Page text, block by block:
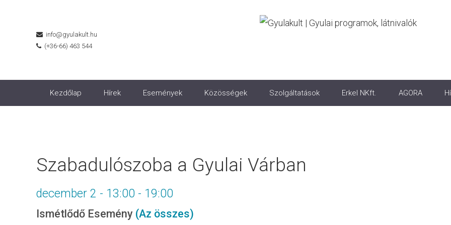
info@gyulakult.hu
(+36-66) 463 544
Kezdőlap Hírek Események Közösségek Szolgáltatások Erkel NKft. AGORA
Szabadulószoba a Gyulai Várban
december 2 - 13:00 - 19:00
Ismétlődő Esemény (Az összes)